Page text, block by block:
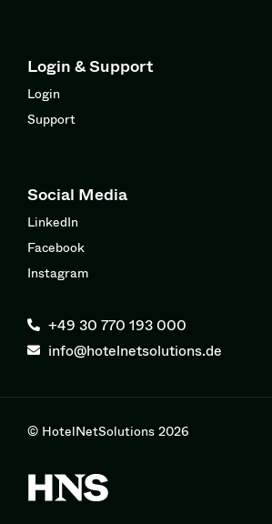
Login & Support
Login
Support
Social Media
LinkedIn
Facebook
Instagram
+49 30 770 193 000
info@hotelnetsolutions.de
© HotelNetSolutions 2026